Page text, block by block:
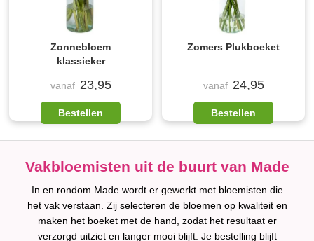
Zonnebloem
klassieker
vanaf 23,95
Bestellen
Zomers Plukboeket
vanaf 24,95
Bestellen
Vakbloemisten uit de buurt van Made
In en rondom Made wordt er gewerkt met bloemisten die
het vak verstaan. Zij selecteren de bloemen op kwaliteit en
maken het boeket met de hand, zodat het resultaat er
verzorgd uitziet en langer mooi blijft. Je bestelling blijft